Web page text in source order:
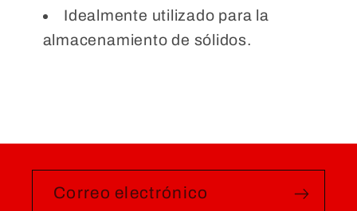
Idealmente utilizado para la
almacenamiento de sólidos.
Correo electrónico